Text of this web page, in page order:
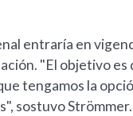
entraría en
"El objetivo es
tengamos la
sostuvo Strömmer.